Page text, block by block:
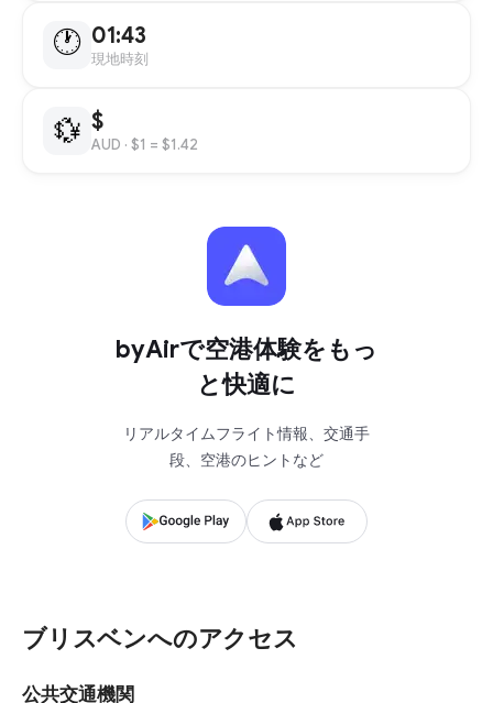
🕐 01:43
現地時刻
💱 $
AUD · $1 = $1.42
byAirで空港体験をもっ
と快適に
リアルタイムフライト情報、交通手
段、空港のヒントなど
ブリスベンへのアクセス
公共交通機関